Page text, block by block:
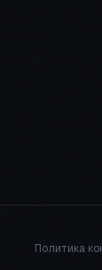
Политика